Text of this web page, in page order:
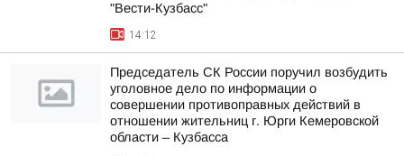
"Вести-Кузбасс"
14:12
Председатель СК России поручил возбудить
уголовное дело по информации о
совершении противоправных действий в
отношении жительниц г. Юрги Кемеровской
области – Кузбасса